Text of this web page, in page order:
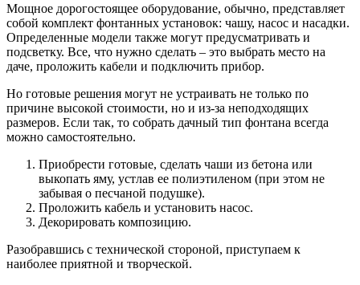
Мощное дорогостоящее оборудование, обычно, представляет
собой комплект фонтанных установок: чашу, насос и насадки.
Определенные модели также могут предусматривать и
подсветку. Все, что нужно сделать – это выбрать место на
даче, проложить кабели и подключить прибор.
Но готовые решения могут не устраивать не только по
причине высокой стоимости, но и из-за неподходящих
размеров. Если так, то собрать дачный тип фонтана всегда
можно самостоятельно.
Приобрести готовые, сделать чаши из бетона или
выкопать яму, устлав ее полиэтиленом (при этом не
забывая о песчаной подушке).
Проложить кабель и установить насос.
Декорировать композицию.
Разобравшись с технической стороной, приступаем к
наиболее приятной и творческой.